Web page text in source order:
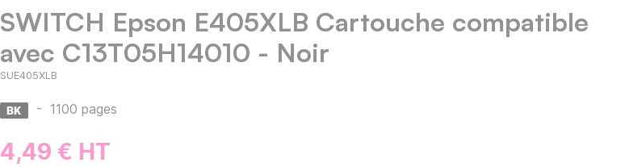
SWITCH Epson E405XLB Cartouche compatible
avec C13T05H14010 - Noir
SUE405XLB
- 1100 pages
4,49 € HT